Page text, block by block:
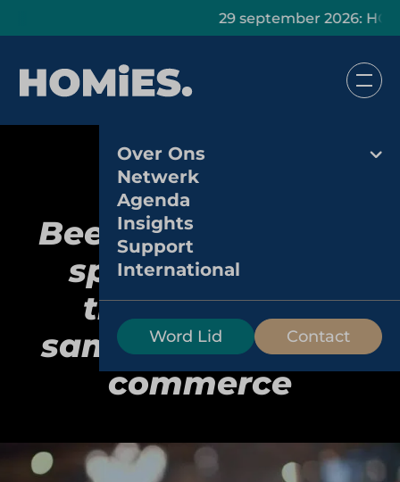
29 september 2026: HOMiES
Over Ons
Netwerk
Agenda
Insights
Support
International
Word Lid Contact
Beerwulf.com: hoe
speciaalbier en
thuisbeleving
samenkomen in e-
commerce